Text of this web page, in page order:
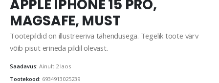
APPLE IPHONE 15 PRO,
MAGSAFE, MUST
Tootepildid on illustreeriva tähendusega. Tegelik toote värv
võib pisut erineda pildil olevast.
Saadavus: Ainult 2 laos
Tootekood: 6934913025239